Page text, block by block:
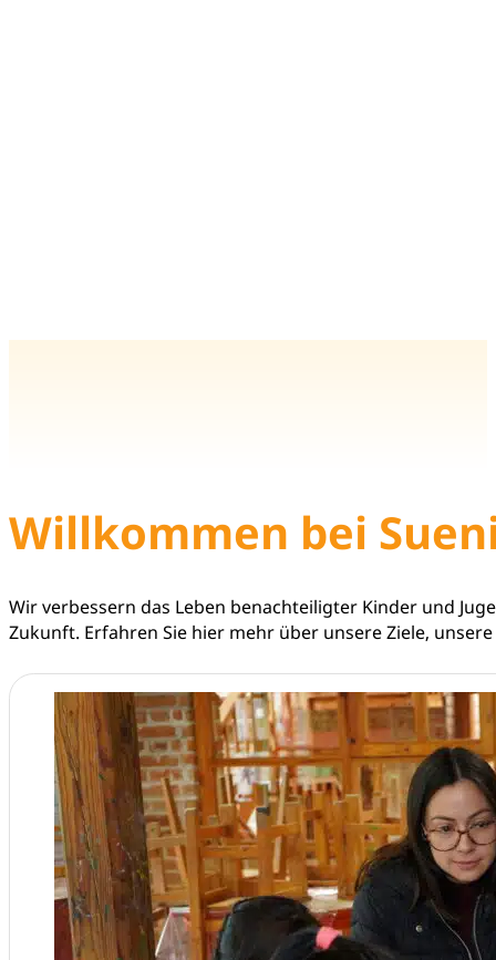
Willkommen bei
Wir verbessern das Leben benachteiligter Kinder und
Zukunft. Erfahren Sie hier mehr über unsere Ziele,